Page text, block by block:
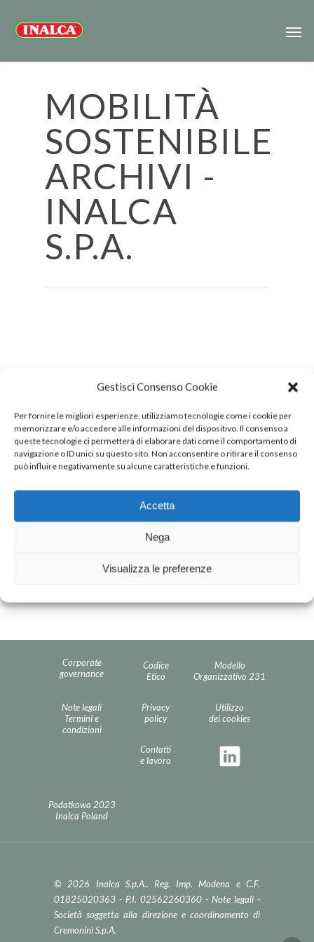
Gestisci Consenso Cookie
Per fornire le migliori esperienze, utilizziamo tecnologie come i cookie per
memorizzare e/o accedere alle informazioni del dispositivo. Il consenso a
queste tecnologie ci permetterà di elaborare dati come il comportamento di
navigazione o ID unici su questo sito. Non acconsentire o ritirare il consenso
può influire negativamente su alcune caratteristiche e funzioni.
Accetta
Nega
Visualizza le preferenze
MOBILITÀ
SOSTENIBILE
ARCHIVI -
INALCA
S.P.A.
Cristina BenattiIn,
MOBILITÀ
SOSTENIBILE
DOWNLOAD
Corporate
governance
Codice
Etico
Modello
Organizzativo 231
Note legali
Termini e
condizioni
Privacy
policy
Utilizzo
dei cookies
Contatti
e lavoro
Podatkowa 2023
Inalca Poland
© 2026 Inalca S.p.A.. Reg. Imp. Modena e C.F.
01825020363 - P.I. 02562260360 - Note legali-
Società soggetta alla direzione e coordinamento di
Cremonini S.p.A.